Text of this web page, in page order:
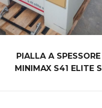
PIALLA A SPESSORE
MINIMAX S41 ELITE S